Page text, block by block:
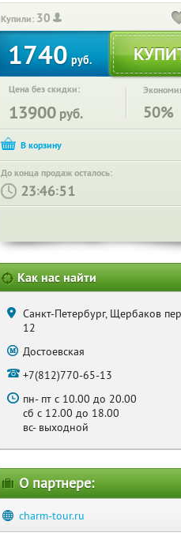
Купили: 30
1740руб.
Цена без скидки:
13900 руб. 50%
До конца продаж осталось:
: :
Как нас найти
Санкт-Петербург, Щербаков
12
Достоевская
+7(812)770-65-13
пн- пт с 10.00 до 20.00
сб с 12.00 до 18.00
вс- выходной
О партнере:
charm-tour.ru